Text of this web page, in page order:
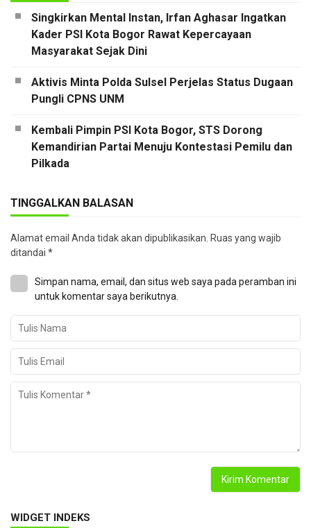
Singkirkan Mental Instan, Irfan Aghasar Ingatkan
Kader PSI Kota Bogor Rawat Kepercayaan
Masyarakat Sejak Dini
Aktivis Minta Polda Sulsel Perjelas Status Dugaan
Pungli CPNS UNM
Kembali Pimpin PSI Kota Bogor, STS Dorong
Kemandirian Partai Menuju Kontestasi Pemilu dan
Pilkada
TINGGALKAN BALASAN
Alamat email Anda tidak akan dipublikasikan. Ruas yang wajib
ditandai *
Simpan nama, email, dan situs web saya pada peramban ini
untuk komentar saya berikutnya.
WIDGET INDEKS